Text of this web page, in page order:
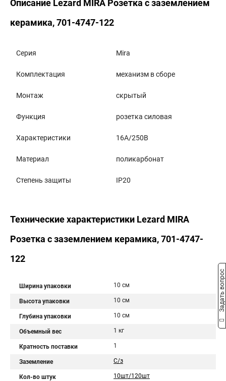
Описание Lezard MIRA Розетка с заземлением
керамика, 701-4747-122
Серия Mira
Комплектация механизм в сборе
Монтаж скрытый
Функция розетка силовая
Характеристики 16А/250В
Материал поликарбонат
Степень защиты IP20
Технические характеристики Lezard MIRA
Розетка с заземлением керамика, 701-4747-
122
Ширина упаковки 10 см
Высота упаковки 10 см
Глубина упаковки 10 см
Объемный вес 1 кг
Кратность поставки 1
Заземление С/з
Кол-во штук 10шт/120шт
Задать вопрос